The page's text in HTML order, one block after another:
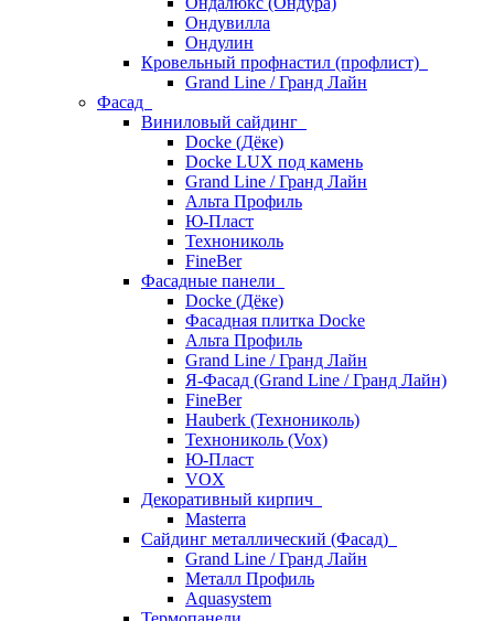
Ондувилла
Ондулин
Кровельный профнастил (профлист)
Grand Line / Гранд Лайн
Фасад
Виниловый сайдинг
Docke (Дёке)
Docke LUX под камень
Grand Line / Гранд Лайн
Альта Профиль
Ю-Пласт
Технониколь
FineBer
Фасадные панели
Docke (Дёке)
Фасадная плитка Docke
Альта Профиль
Grand Line / Гранд Лайн
Я-Фасад (Grand Line / Гранд Лайн)
FineBer
Hauberk (Технониколь)
Технониколь (Vox)
Ю-Пласт
VOX
Декоративный кирпич
Masterra
Сайдинг металлический (Фасад)
Grand Line / Гранд Лайн
Металл Профиль
Aquasystem